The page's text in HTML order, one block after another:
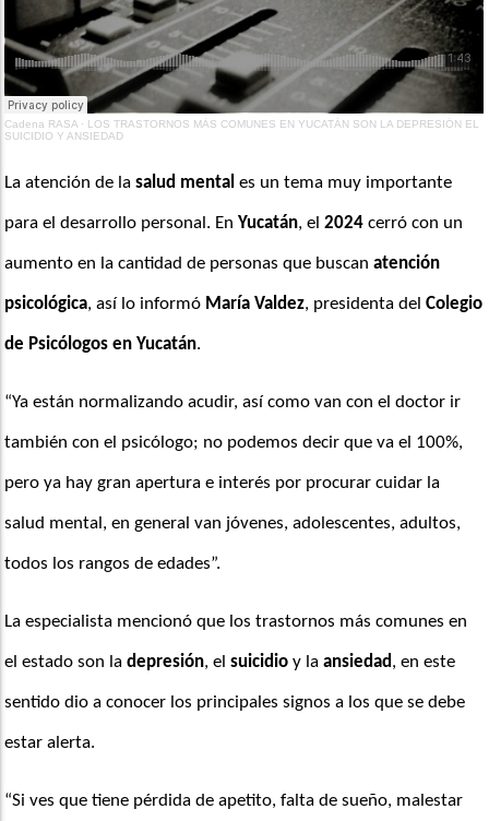
Cadena RASA · LOS TRASTORNOS MÁS COMUNES EN YUCATÁN SON LA DEPRESIÓN EL
SUICIDIO Y ANSIEDAD
La atención de la salud mental es un tema muy importante
para el desarrollo personal. En Yucatán, el 2024 cerró con un
aumento en la cantidad de personas que buscan atención
psicológica, así lo informó María Valdez, presidenta del Colegio
de Psicólogos en Yucatán.
“Ya están normalizando acudir, así como van con el doctor ir
también con el psicólogo; no podemos decir que va el 100%,
pero ya hay gran apertura e interés por procurar cuidar la
salud mental, en general van jóvenes, adolescentes, adultos,
todos los rangos de edades”.
La especialista mencionó que los trastornos más comunes en
el estado son la depresión, el suicidio y la ansiedad, en este
sentido dio a conocer los principales signos a los que se debe
estar alerta.
“Si ves que tiene pérdida de apetito, falta de sueño, malestar